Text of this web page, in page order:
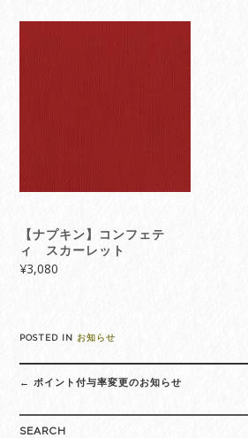
【ナプキン】コンフェテ
ィ スカーレット
¥3,080
POSTED INお知らせ
navigation
← ポイント付与率変更のお知らせ
SEARCH